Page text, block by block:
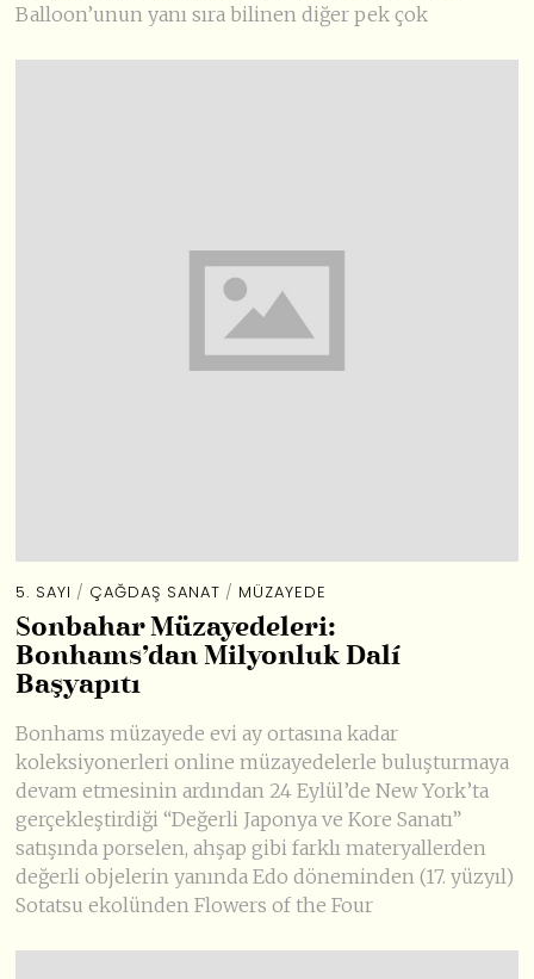
Balloon’unun yanı sıra bilinen diğer pek çok
5. SAYI / ÇAĞDAŞ SANAT / MÜZAYEDE
Sonbahar Müzayedeleri:
Bonhams’dan Milyonluk Dalí
Başyapıtı
Bonhams müzayede evi ay ortasına kadar
koleksiyonerleri online müzayedelerle buluşturmaya
devam etmesinin ardından 24 Eylül’de New York’ta
gerçekleştirdiği “Değerli Japonya ve Kore Sanatı”
satışında porselen, ahşap gibi farklı materyallerden
değerli objelerin yanında Edo döneminden (17. yüzyıl)
Sotatsu ekolünden Flowers of the Four